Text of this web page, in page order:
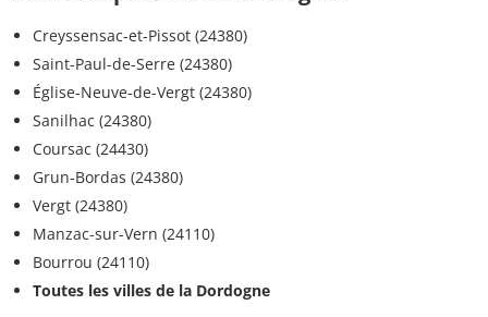
Creyssensac-et-Pissot (24380)
Saint-Paul-de-Serre (24380)
Église-Neuve-de-Vergt (24380)
Sanilhac (24380)
Coursac (24430)
Grun-Bordas (24380)
Vergt (24380)
Manzac-sur-Vern (24110)
Bourrou (24110)
Toutes les villes de la Dordogne